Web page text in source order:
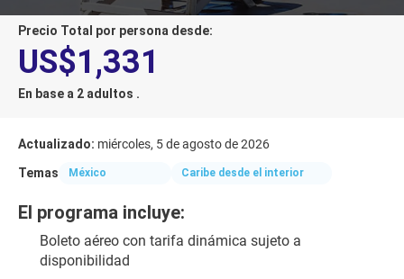
Precio Total por persona desde:
US$1,331
En base a 2 adultos .
Actualizado: miércoles, 5 de agosto de 2026
Temas
México Caribe desde el interior
El programa incluye:
Boleto aéreo con tarifa dinámica sujeto a
disponibilidad